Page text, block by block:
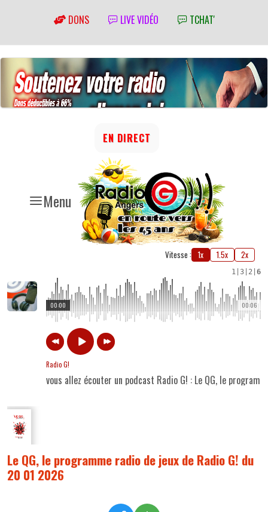
DONS LIVE VIDÉO TCHAT'
Menu
EN DIRECT
Vitesse : 1x 1.5x 2x
1 3 2 6
00:06
00:00
Radio G!
vous allez écouter un podcast Radio G! : Le QG, le
Le QG, le programme radio de jeux de Radio G! du
20 01 2026